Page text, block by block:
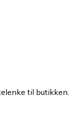
til butikken.